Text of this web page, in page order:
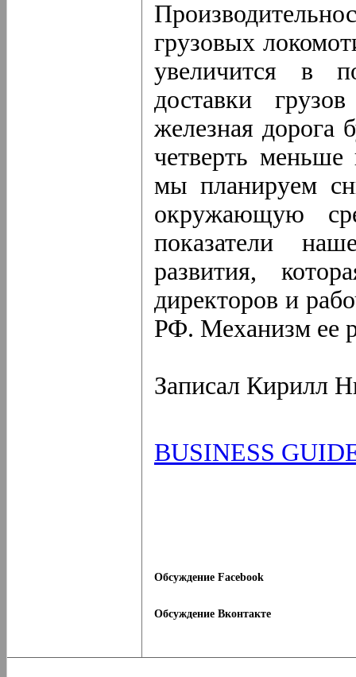
грузовых
увеличится в
доставки
железная дорога
четверть
мы планируем
окружающую
показатели
развития,
директоров и
РФ. Механизм ее
Записал Кирилл
BUSINESS
Обсуждение Facebook
Обсуждение Вконтакте